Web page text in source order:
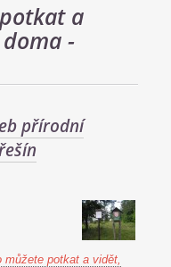
a
-
přírodní
můžete potkat a vidět,